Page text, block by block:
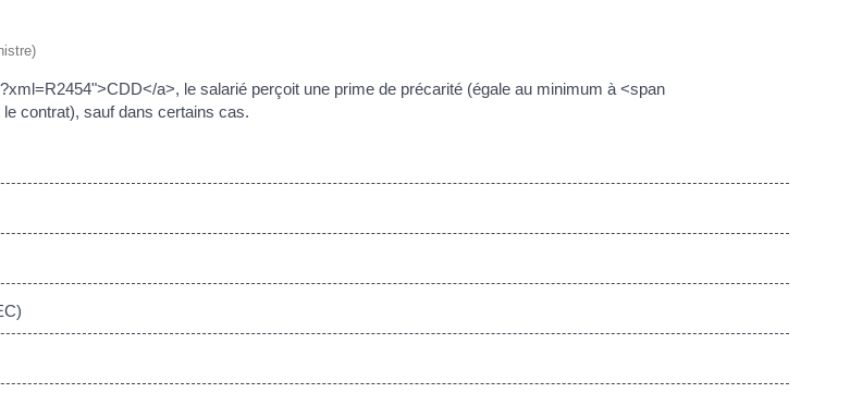
a>, le salarié perçoit une prime de précarité (égale au minimum à <span
contrat), sauf dans certains cas.